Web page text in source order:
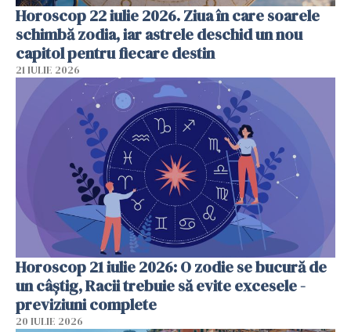
Horoscop 22 iulie 2026. Ziua în care soarele
schimbă zodia, iar astrele deschid un nou
capitol pentru fiecare destin
21 IULIE 2026
Horoscop 21 iulie 2026: O zodie se bucură de
un câștig, Racii trebuie să evite excesele -
previziuni complete
20 IULIE 2026